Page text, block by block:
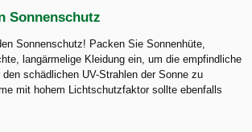
Sonnenschutz
Sonnenschutz! Packen Sie Sonnenhüte,
langärmelige Kleidung ein, um die empfindliche
schädlichen UV-Strahlen der Sonne zu
mit hohem Lichtschutzfaktor sollte ebenfalls